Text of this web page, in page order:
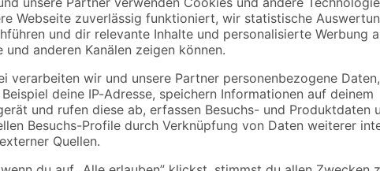
2-fach
reinweiß
GIRA
Abdeckrahmen 3-fach
'Standard 55' reinweiß
glänzend
5,79€
Steckdoseneinsatz
'Standard 55' reinweiß
glänzend 7 x 7 cm
4,19 €